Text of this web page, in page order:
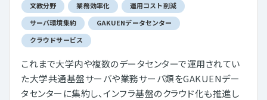
文教分野 業務効率化
運用コスト削減
サーバ環境集約
GAKUENデータセンター
クラウドサービス
これまで大学内や複数のデータセンターで運用されてい
た大学共通基盤サーバや業務サーバ類をGAKUENデー
タセンターに集約し、インフラ基盤のクラウド化も推進し